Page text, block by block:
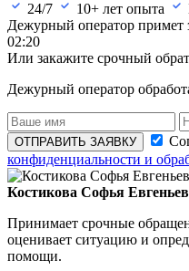
24/7
10+ лет опыта
Дежурный оператор примет
02:20
Или закажите срочный
Дежурный оператор
ОТПРАВИТЬ ЗАЯВКУ
конфиденциальности и
Костикова Софья
Принимает срочные
оценивает ситуацию и
помощи.